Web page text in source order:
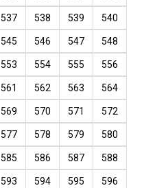
537 538 539 540
545 546 547 548
553 554 555 556
561 562 563 564
569 570 571 572
577 578 579 580
585 586 587 588
593 594 595 596